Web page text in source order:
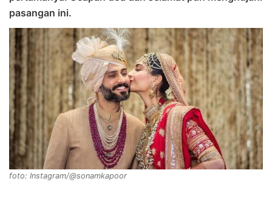
pasangan ini.
foto: Instagram/@sonamkapoor